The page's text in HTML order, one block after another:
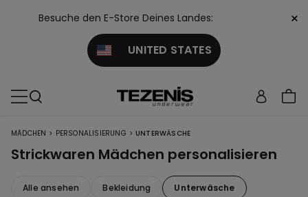
Besuche den E-Store Deines Landes:
UNITED STATES
×
MÄDCHEN > PERSONALISIERUNG > UNTERWÄSCHE
Strickwaren Mädchen personalisieren
Alle ansehen Bekleidung Unterwäsche